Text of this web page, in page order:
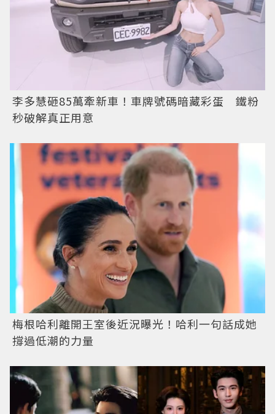
李多慧砸85萬牽新車！車牌號碼暗藏彩蛋 鐵粉
秒破解真正用意
梅根哈利離開王室後近況曝光！哈利一句話成她
撐過低潮的力量